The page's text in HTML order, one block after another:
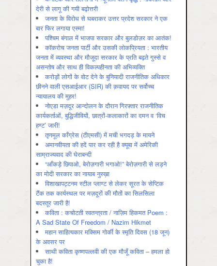
देरी से लागू की गयी बढ़ोत्तरी
जनता के विरोध से घबराकर उत्तर प्रदेश सरकार ने एक
बार फिर लगाया एस्मा!
पश्चिम बंगाल में भाजपा सरकार और बुलडोज़र का आतंक!
कॉकरोच जनता पार्टी और उसकी लोकप्रियता : भारतीय
जनता में व्‍यवस्‍था और मौजूदा सरकार के प्रति बढ़ते गुस्‍से व
असन्‍तोष और साथ ही विकल्‍पहीनता की अभिव्‍यक्ति
करोड़ों लोगों के वोट देने के बुनियादी राजनीतिक अधिकार
छीनने वाली एसआईआर (SIR) की क़वायद पर सर्वोच्च
न्यायालय की मुहर!
नोएडा मज़दूर आन्दोलन के दौरान गिरफ़्तार राजनीतिक
कार्यकर्ताओं, बुद्धिजीवियों, छात्रों-कलाकारों का दमन व ‘विच
हण्ट’ जारी!
तृणमूल काँग्रेस (टीएमसी) में मची भगदड़ के मायने
अमानवीयता की हदें पार कर रही है क्यूबा में अमेरिकी
साम्राज्यवाद की घेराबन्दी
“आँकड़े छिपाओ, बेरोज़गारी भगाओ!” बेरोज़गारी से लड़ने
का मोदी सरकार का नायाब नुस्ख़ा
विशाखापट्टनम स्टील प्लाण्ट से लेकर सूरत के सेप्टिक
टैंक तक कार्यस्थल पर मज़दूरों की मौतों का सिलसिला
बदस्तूर जारी है!
कविता : कचोटती स्वतन्त्रता / नाज़िम हिकमत Poem :
A Sad State Of Freedom / Nazim Hikmet
महान साहित्यकार मक्सिम गोर्की के स्मृति दिवस (18 जून)
के अवसर पर
साथी कविता कृष्णपल्लवी की एक मौजूँ कविता – हमला हो
चुका है!